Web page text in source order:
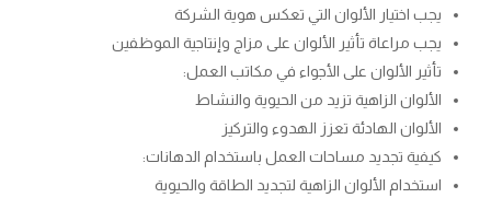
يجب اختيار الألوان التي تعكس هوية الشركة
يجب مراعاة تأثير الألوان على مزاج وإنتاجية الموظفين
تأثير الألوان على الأجواء في مكاتب العمل:
الألوان الزاهية تزيد من الحيوية والنشاط
الألوان الهادئة تعزز الهدوء والتركيز
كيفية تجديد مساحات العمل باستخدام الدهانات:
استخدام الألوان الزاهية لتجديد الطاقة والحيوية